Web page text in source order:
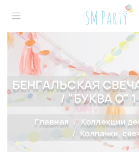
БЕНГАЛЬСКАЯ
/ "БУКВА O"
Главная
Коллекции
...
Колпачки,